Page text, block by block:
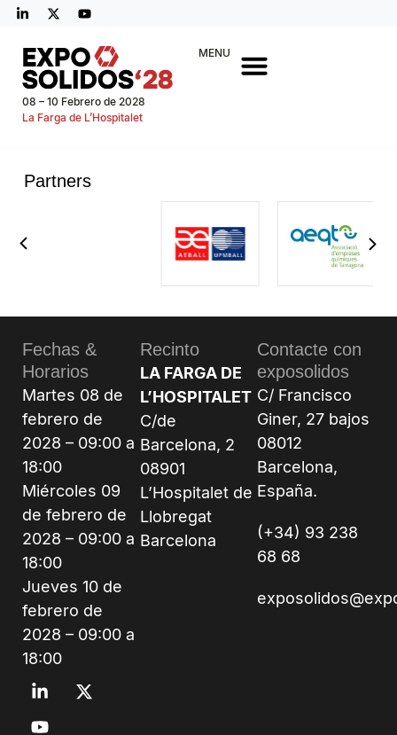
08 – 10 Febrero de 2028
La Farga de L’Hospitalet
MENU
Partners
Fechas &
Horarios
Martes 08 de
febrero de
2028 – 09:00 a
18:00
Miércoles 09
de febrero de
2028 – 09:00 a
18:00
Jueves 10 de
febrero de
2028 – 09:00 a
18:00
Recinto
LA FARGA DE
L’HOSPITALET
C/de
Barcelona, 2
08901
L’Hospitalet de
Llobregat
Barcelona
Contacte con
exposolidos
C/ Francisco
Giner, 27 bajos
08012
Barcelona,
España.
(+34) 93 238
68 68